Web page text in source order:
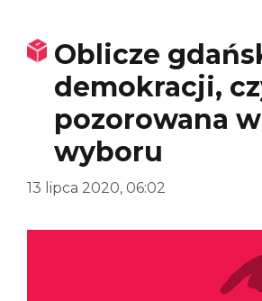
Oblicze
demokracji,
pozorowana
wyboru
13 lipca 2020, 06:02